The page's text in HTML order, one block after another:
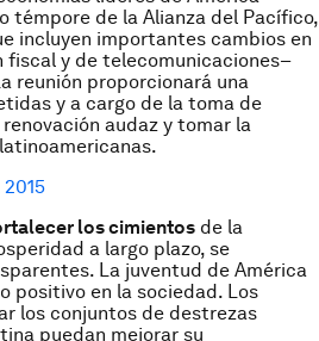
témpore de la Alianza del Pacífico,
incluyen importantes cambios en
fiscal y de telecomunicaciones–
reunión proporcionará una
y a cargo de la toma de
audaz y tomar la
los cimientos de la
a largo plazo, se
La juventud de América
positivo en la sociedad. Los
los conjuntos de destrezas
puedan mejorar su